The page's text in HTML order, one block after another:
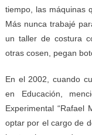
tiempo, las máquinas
Más nunca trabajé
un taller de costura
otras cosen, pegan
En el 2002, cuando
en Educación,
Experimental “Rafael
optar por el cargo de